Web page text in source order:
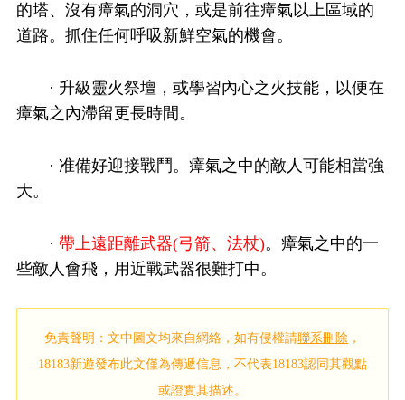
的塔、沒有瘴氣的洞穴，或是前往瘴氣以上區域的
道路。抓住任何呼吸新鮮空氣的機會。
· 升級靈火祭壇，或學習內心之火技能，以便在
瘴氣之內滯留更長時間。
· 准備好迎接戰鬥。瘴氣之中的敵人可能相當強
大。
· 帶上遠距離武器(弓箭、法杖)。瘴氣之中的一
些敵人會飛，用近戰武器很難打中。
免責聲明：文中圖文均來自網絡，如有侵權請聯系刪除 ，
18183新遊發布此文僅為傳遞信息，不代表18183認同其觀點
或證實其描述。